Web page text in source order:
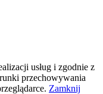
usług i zgodnie z
przechowywania
Zamknij